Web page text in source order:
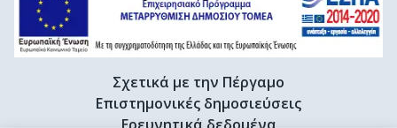
Σχετικά με την Πέργαμο
Επιστημονικές δημοσιεύσεις